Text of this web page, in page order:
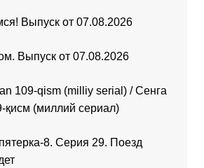
Выпуск от 07.08.2026
Выпуск от 07.08.2026
109-qism (milliy serial) / Сенга
қисм (миллий сериал)
8. Серия 29. Поезд